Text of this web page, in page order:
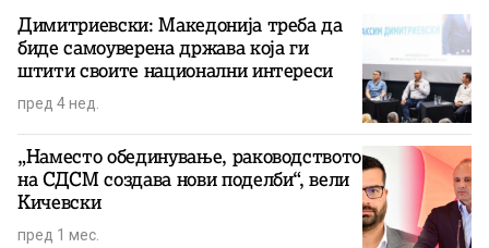
Димитриевски: Македонија треба да
биде самоуверена држава која ги
штити своите национални интереси
пред 4 нед.
„Наместо обединување, раководството
на СДСМ создава нови поделби“, вели
Кичевски
пред 1 мес.